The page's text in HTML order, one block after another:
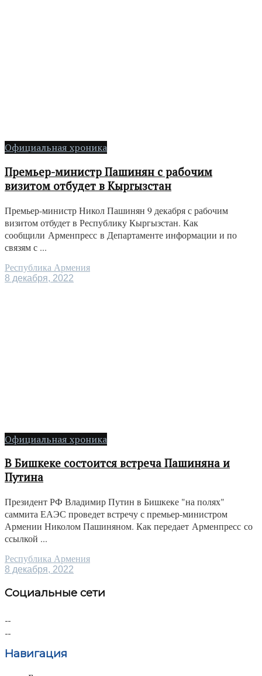
Официальная хроника
Премьер-министр Пашинян с рабочим
визитом отбудет в Кыргызстан
Премьер-министр Никол Пашинян 9 декабря с рабочим
визитом отбудет в Республику Кыргызстан. Как
сообщили Арменпресс в Департаменте информации и по
связям с ...
Республика Армения
8 декабря, 2022
Официальная хроника
В Бишкеке состоится встреча Пашиняна и
Путина
Президент РФ Владимир Путин в Бишкеке "на полях"
саммита ЕАЭС проведет встречу с премьер-министром
Армении Николом Пашиняном. Как передает Арменпресс со
ссылкой ...
Республика Армения
8 декабря, 2022
Социальные сети
Навигация